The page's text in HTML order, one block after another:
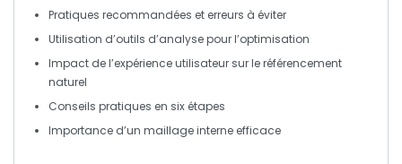
Pratiques recommandées et erreurs à éviter
Utilisation d’outils d’analyse pour l’optimisation
Impact de l’expérience utilisateur sur leréférencement
naturel
Conseils pratiques en six étapes
Importance d’un maillage interne efficace